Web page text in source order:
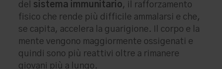
del sistema immunitario, il rafforzamento
fisico che rende più difficile ammalarsi e che,
se capita, accelera la guarigione. Il corpo e la
mente vengono maggiormente ossigenati e
quindi sono più reattivi oltre a rimanere
giovani più a lungo.